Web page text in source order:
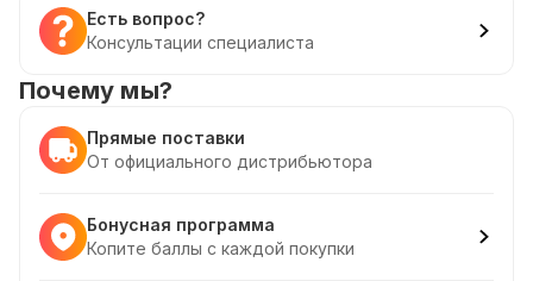
Есть вопрос?
Консультации специалиста
Почему мы?
Прямые поставки
От официального дистрибьютора
Бонусная программа
Копите баллы с каждой покупки